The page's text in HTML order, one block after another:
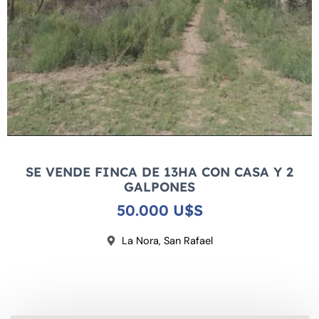
k
b
e
SE VENDE FINCA DE 13HA CON CASA Y 2
GALPONES
50.000 U$S
La Nora, San Rafael